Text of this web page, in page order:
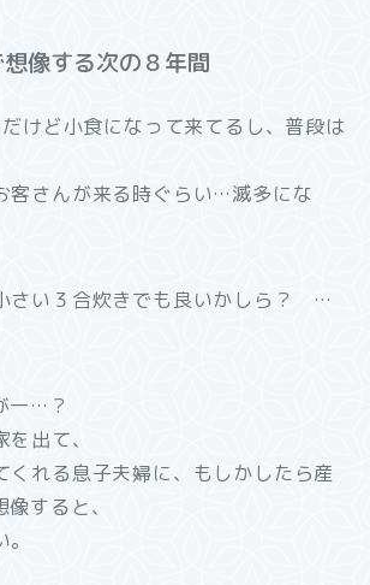
像する次の８年間
けど小食になって来てるし、普段は
客さんが来る時ぐらい…滅多にな
さい３合炊きでも良いかしら？ …
一…？
出て、
くれる息子夫婦に、もしかしたら産
すると、